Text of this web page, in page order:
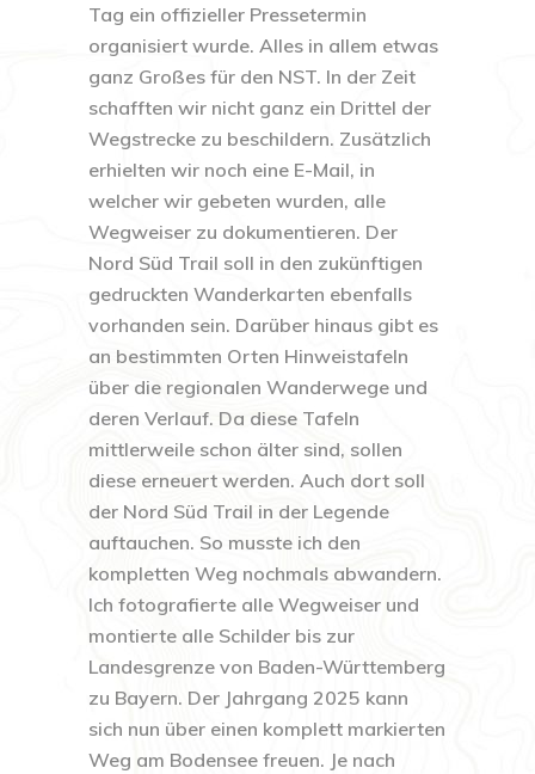
Tag ein offizieller Pressetermin
organisiert wurde. Alles in allem etwas
ganz Großes für den NST. In der Zeit
schafften wir nicht ganz ein Drittel der
Wegstrecke zu beschildern. Zusätzlich
erhielten wir noch eine E-Mail, in
welcher wir gebeten wurden, alle
Wegweiser zu dokumentieren. Der
Nord Süd Trail soll in den zukünftigen
gedruckten Wanderkarten ebenfalls
vorhanden sein. Darüber hinaus gibt es
an bestimmten Orten Hinweistafeln
über die regionalen Wanderwege und
deren Verlauf. Da diese Tafeln
mittlerweile schon älter sind, sollen
diese erneuert werden. Auch dort soll
der Nord Süd Trail in der Legende
auftauchen. So musste ich den
kompletten Weg nochmals abwandern.
Ich fotografierte alle Wegweiser und
montierte alle Schilder bis zur
Landesgrenze von Baden-Württemberg
zu Bayern. Der Jahrgang 2025 kann
sich nun über einen komplett markierten
Weg am Bodensee freuen. Je nach